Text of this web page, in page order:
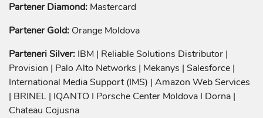
Partener Diamond: Mastercard
Partener Gold: Orange Moldova
Parteneri Silver: IBM | Reliable Solutions Distributor |
Provision | Palo Alto Networks | Mekanys | Salesforce |
International Media Support (IMS) | Amazon Web Services
| BRINEL | IQANTO I Porsche Center Moldova I Dorna |
Chateau Cojusna